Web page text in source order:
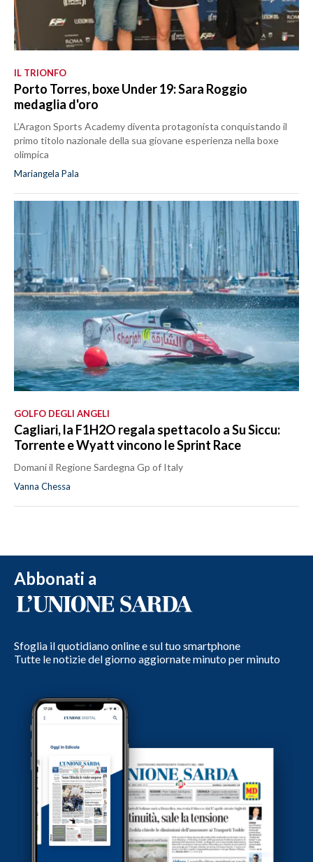
IL TRIONFO
Porto Torres, boxe Under 19: Sara Roggio
medaglia d'oro
L’Aragon Sports Academy diventa protagonista conquistando il
primo titolo nazionale della sua giovane esperienza nella boxe
olimpica
Mariangela Pala
GOLFO DEGLI ANGELI
Cagliari, la F1H2O regala spettacolo a Su Siccu:
Torrente e Wyatt vincono le Sprint Race
Domani il Regione Sardegna Gp of Italy
Vanna Chessa
Abbonati a
Sfoglia il quotidiano online e sul tuo smartphone
Tutte le notizie del giorno aggiornate minuto per minuto